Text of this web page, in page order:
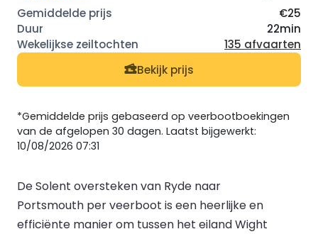
€25
22min
135 afvaarten
Bekijk prijs
*Gemiddelde prijs gebaseerd op veerbootboekingen
van de afgelopen 30 dagen. Laatst bijgewerkt:
10/08/2026 07:31
De Solent oversteken van Ryde naar
Portsmouth per veerboot is een heerlijke en
efficiënte manier om tussen het eiland Wight